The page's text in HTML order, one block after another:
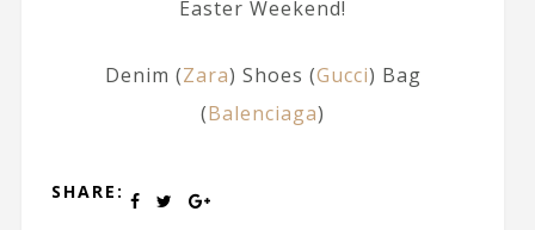
Easter Weekend!
Denim (Zara) Shoes (Gucci) Bag
(Balenciaga)
SHARE: